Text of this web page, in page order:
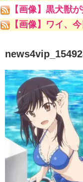
ててキモいよw」
【画像】黒犬獣
一番抜けるキャ
【画像】ワイ、